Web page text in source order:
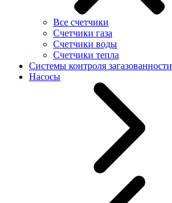
Все счетчики
Счетчики газа
Счетчики воды
Счетчики тепла
Системы контроля загазованности
Насосы